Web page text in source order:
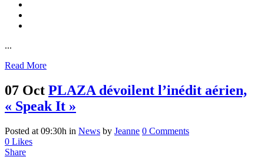
...
Read More
07 Oct PLAZA dévoilent l’inédit aérien,
« Speak It »
Posted at 09:30h in News by Jeanne 0 Comments
0 Likes
Share